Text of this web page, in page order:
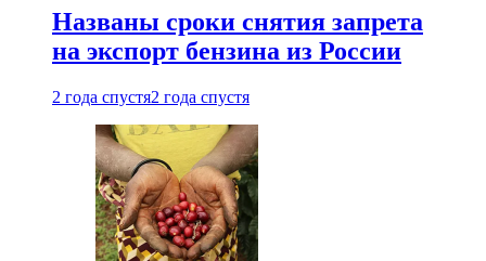
Названы сроки снятия запрета
на экспорт бензина из России
2 года спустя2 года спустя